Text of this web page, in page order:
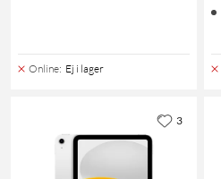
Online: Ej i lager
3